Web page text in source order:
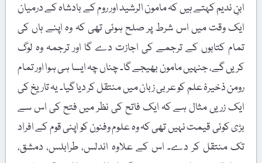
ابنِ ندیم کہتے ہیں کہ مامون الرشید اور روم کے بادشاہ کے درمیان
ایک وقت میں اس شرط پر صلح ہوئی تھی کہ وہ اپنے ہاں کی
تمام کتابوں کے ترجمے کی اجازت دے گا اور ترجمہ وہ لوگ
کریں گے، جنہیں مامون بھیجے گا۔ چناں چہ ایسا ہی ہوا اور تمام
رومن ذخیرۂ علم کو عربی زبان میں منتقل کر دیا گیا۔ یہ تاریخ کی
ایک زریں مثال ہے کہ ایک فاتح کی نظر میں فتح کی اس سے
بڑی کوئی قیمت نہیں تھی کہ وہ علوم وفنون کو اپنی قوم کے افراد
تک منتقل کر دے۔ اس کے علاوہ اندلس، طرابلس، دمشق،